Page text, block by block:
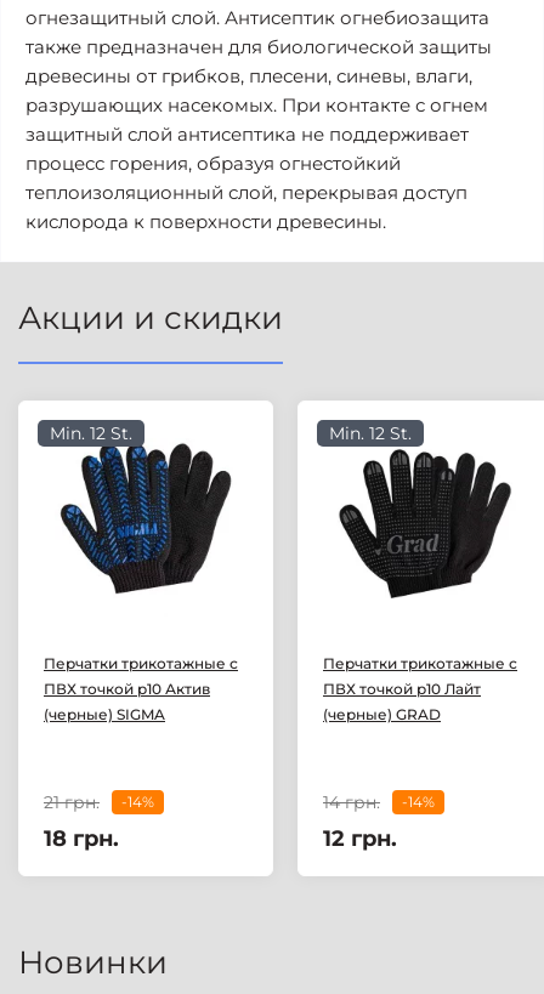
огнезащитный слой. Антисептик огнебиозащита
также предназначен для биологической защиты
древесины от грибков, плесени, синевы, влаги,
разрушающих насекомых. При контакте с огнем
защитный слой антисептика не поддерживает
процесс горения, образуя огнестойкий
теплоизоляционный слой, перекрывая доступ
кислорода к поверхности древесины.
Акции и скидки
Min. 12 St.
Перчатки трикотажные с
ПВХ точкой р10 Актив
(черные) SIGMA
21 грн. -14%
18 грн.
Min. 12 St.
Перчатки трикотажные с
ПВХ точкой р10 Лайт
(черные) GRAD
14 грн. -14%
12 грн.
Новинки